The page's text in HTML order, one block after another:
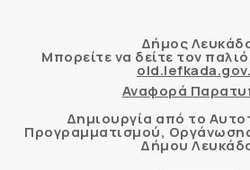
Δήμος
Μπορείτε να δείτε τον
Αναφορά
Δημιουργία από το
Προγραμματισμού,
Δήμου